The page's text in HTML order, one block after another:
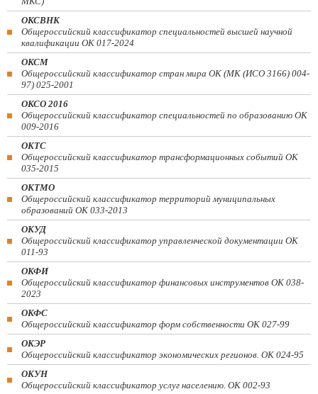
ОКСВНК
Общероссийский классификатор специальностей высшей научной
квалификации ОК 017-2024
ОКСМ
Общероссийский классификатор стран мира ОК (МК (ИСО 3166) 004-
97) 025-2001
ОКСО 2016
Общероссийский классификатор специальностей по образованию ОК
009-2016
ОКТС
Общероссийский классификатор трансформационных событий ОК
035-2015
ОКТМО
Общероссийский классификатор территорий муниципальных
образований ОК 033-2013
ОКУД
Общероссийский классификатор управленческой документации ОК
011-93
ОКФИ
Общероссийский классификатор финансовых инструментов OK 038-
2023
ОКФС
Общероссийский классификатор форм собственности ОК 027-99
ОКЭР
Общероссийский классификатор экономических регионов. ОК 024-95
ОКУН
Общероссийский классификатор услуг населению. ОК 002-93